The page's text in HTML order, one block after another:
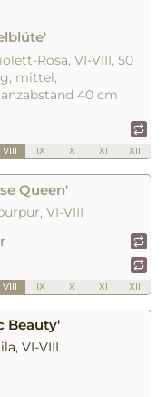
Rosa, VI-VIII, 50
mittel,
40 cm
VIII IX X XI XII
Queen'
VI-VIII
VIII IX X XI XII
Beauty'
VI-VIII